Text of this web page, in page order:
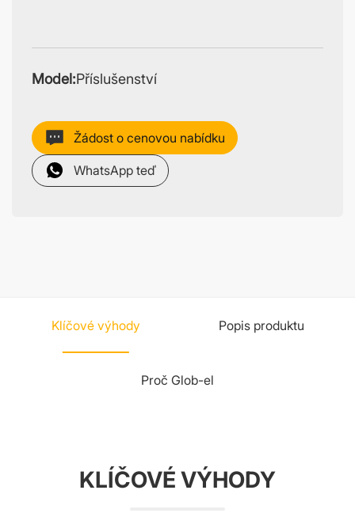
Model:Příslušenství
Žádost o cenovou nabídku
WhatsApp teď
Klíčové výhody Popis produktu
Proč Glob-el
KLÍČOVÉ VÝHODY